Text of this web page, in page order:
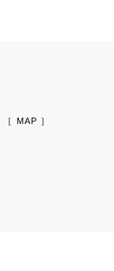
［ MAP ］